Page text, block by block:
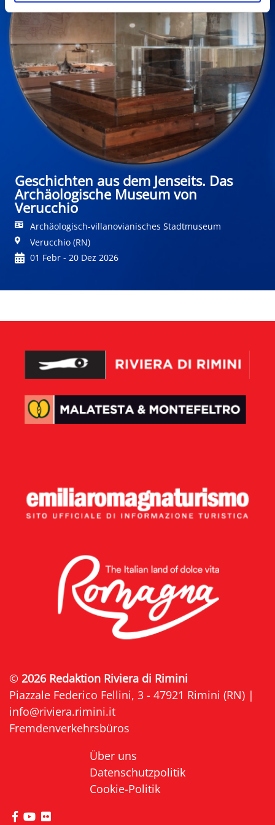
Geschichten aus dem Jenseits. Das
Archäologische Museum von
Verucchio
Archäologisch-villanovianisches Stadtmuseum
Verucchio (RN)
01 Febr - 20 Dez 2026
© 2026 Redaktion Riviera di Rimini
Piazzale Federico Fellini, 3 - 47921 Rimini (RN) |
info@riviera.rimini.it
Fremdenverkehrsbüros
Über uns
Datenschutzpolitik
Cookie-Politik
die Seite Facebook von Riviera di Rimini
die Seite YouTube von Riviera di Rimini
die Seite Flickr von Riviera di Rimini